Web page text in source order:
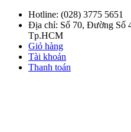
Hotline: (028) 3775 5651
Địa chỉ: Số 70, Đường Số
Tp.HCM
Giỏ hàng
Tài khoản
Thanh toán